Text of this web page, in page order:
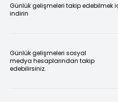
Günlük gelişmeleri takip edebilmek
indirin
Günlük gelişmeleri sosyal
medya hesaplarından takip
edebilirsiniz.